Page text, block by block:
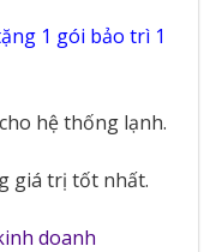
1 gói bảo trì 1
hệ thống lạnh.
giá trị tốt nhất.
doanh